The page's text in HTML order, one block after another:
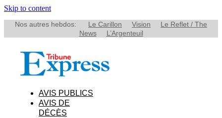
Skip to content
Nos autres hebdos: Le Carillon Vision
Le Reflet / The
News
L’Argenteuil
AVIS PUBLICS
AVIS DE
DÉCÈS